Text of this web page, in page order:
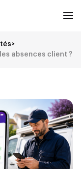
>
absences client ?